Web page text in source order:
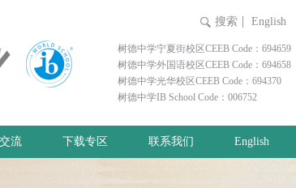
搜索 English
树德中学宁夏街校区CEEB Code：694659
树德中学外国语校区CEEB Code：694658
树德中学光华校区CEEB Code：694370
树德中学IB School Code：006752
流 下载专区 联系我们 English